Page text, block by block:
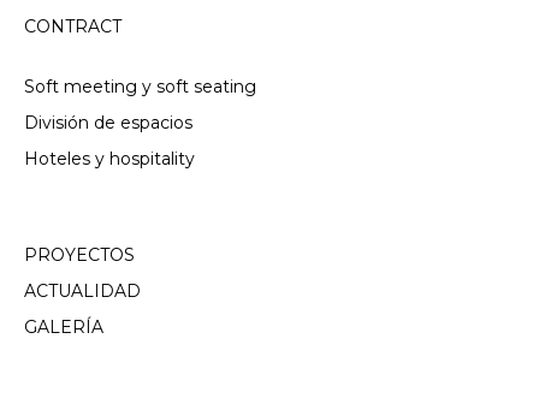
CONTRACT
Soft meeting y soft seating
División de espacios
Hoteles y hospitality
PROYECTOS
ACTUALIDAD
GALERÍA